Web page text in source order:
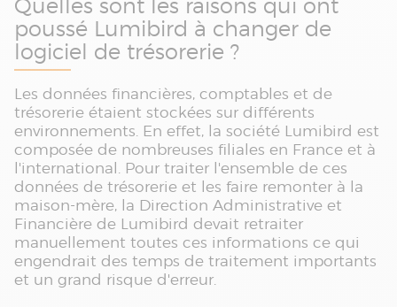
Quelles sont les raisons qui ont
poussé Lumibird à changer de
logiciel de trésorerie ?
Les données financières, comptables et de
trésorerie étaient stockées sur différents
environnements. En effet, la société Lumibird est
composée de nombreuses filiales en France et à
l'international. Pour traiter l'ensemble de ces
données de trésorerie et les faire remonter à la
maison-mère, la Direction Administrative et
Financière de Lumibird devait retraiter
manuellement toutes ces informations ce qui
engendrait des temps de traitement importants
et un grand risque d'erreur.